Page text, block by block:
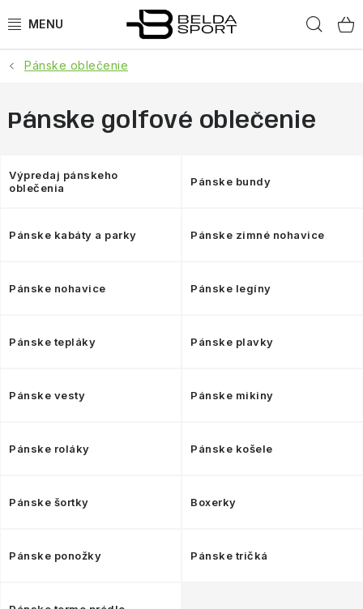
na
ŠPORTY
BEH
GOLDBERGH
OBLEČENIE
ZNAČKY
Pánske oblečenie
Pánske golfové oblečenie
Výpredaj pánskeho
oblečenia
Pánske bundy
Pánske kabáty a parky Pánske zimné nohavice
Pánske nohavice Pánske legíny
Pánske tepláky Pánske plavky
Pánske vesty Pánske mikiny
Pánske roláky Pánske košele
Pánske šortky Boxerky
Pánske ponožky Pánske tričká